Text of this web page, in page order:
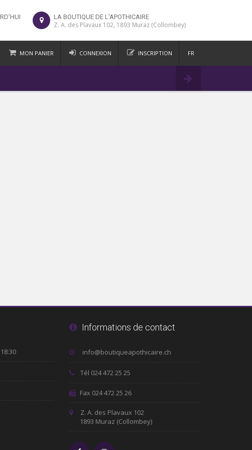
LA BOUTIQUE DE L'APOTHICAIRE
Z. A. des Plavaux 102, 1893 Muraz (Collombey)
MON PANIER CONNEXION INSCRIPTION FR
IT
Informations de contact
Tél 024 472 25 25
Fax 024 472 25 26
Z. A. des Plavaux 102
1893 Muraz (Collombey)